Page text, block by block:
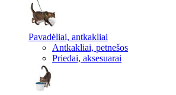
Pavadėliai, antkakliai
Antkakliai, petnešos
Priedai, aksesuarai